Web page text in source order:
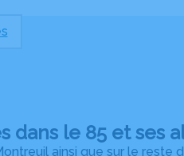
dans le 85 et ses
ainsi que sur le reste